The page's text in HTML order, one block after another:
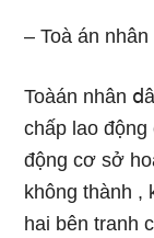
–Toà án nhân
Toàán nhân
chấp lao
động cơ ѕở
không thành ,
hai bên tranh